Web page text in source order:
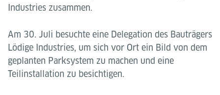
Industries zusammen.
Am 30. Juli besuchte eine Delegation des Bauträgers
Lödige Industries, um sich vor Ort ein Bild von dem
geplanten Parksystem zu machen und eine
Teilinstallation zu besichtigen.